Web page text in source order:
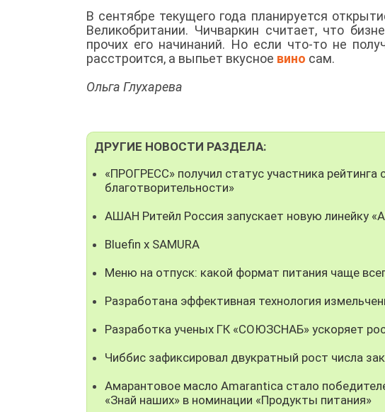
В сентябре текущего года планируется
Великобритании. Чичваркин считает, что
прочих его начинаний. Но если что-то не
расстроится, а выпьет вкусное вино сам.
Ольга Глухарева
ДРУГИЕ НОВОСТИ РАЗДЕЛА:
«ПРОГРЕСС» получил статус участника
благотворительности»
АШАН Ритейл Россия запускает новую линейку
Bluefin x SAMURA
Меню на отпуск: какой формат питания чаще
Разработана эффективная технология
Разработка ученых ГК «СОЮЗСНАБ» ускоряет
Чиббис зафиксировал двукратный рост числа
Амарантовое масло Amarantica стало
«Знай наших» в номинации «Продукты питания»